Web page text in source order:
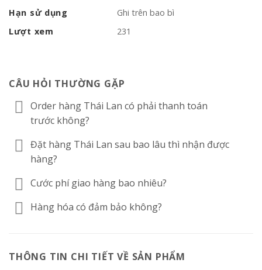
Hạn sử dụng
Ghi trên bao bì
Lượt xem
231
CÂU HỎI THƯỜNG GẶP
Order hàng Thái Lan có phải thanh toán
trước không?
Đặt hàng Thái Lan sau bao lâu thì nhận được
hàng?
Cước phí giao hàng bao nhiêu?
Hàng hóa có đảm bảo không?
THÔNG TIN CHI TIẾT VỀ SẢN PHẨM